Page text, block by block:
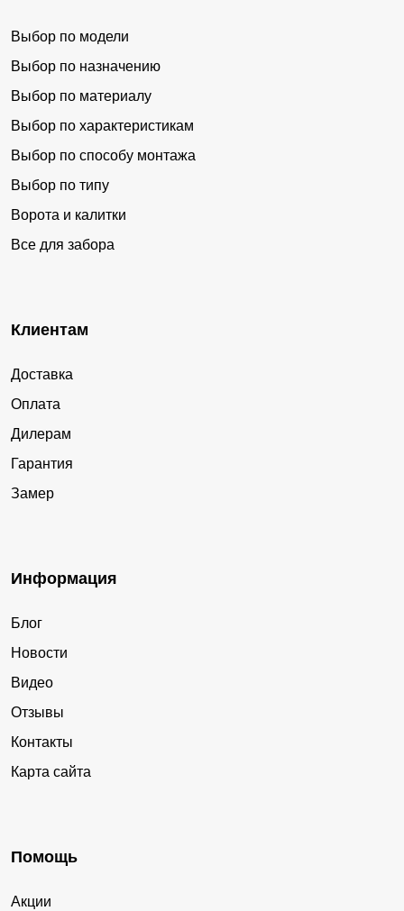
Выбор по модели
Выбор по назначению
Выбор по материалу
Выбор по характеристикам
Выбор по способу монтажа
Выбор по типу
Ворота и калитки
Все для забора
Клиентам
Доставка
Оплата
Дилерам
Гарантия
Замер
Информация
Блог
Новости
Видео
Отзывы
Контакты
Карта сайта
Помощь
Акции